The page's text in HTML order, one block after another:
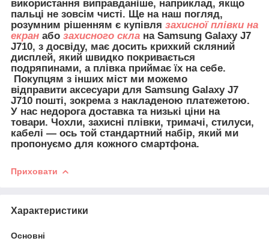
використання виправданіше, наприклад, якщо
пальці не зовсім чисті. Ще на наш погляд,
розумним рішенням є купівля захисної плівки на
екран або захисного скла на Samsung Galaxy J7
J710, з досвіду, має досить крихкий скляний
дисплей, який швидко покривається
подряпинами, а плівка приймає їх на себе.
Покупцям з інших міст ми можемо
відправити аксесуари для Samsung Galaxy J7
J710 пошті, зокрема з накладеною платежетою.
У нас недорога доставка та низькі ціни на
товари. Чохли, захисні плівки, тримачі, стилуси,
кабелі — ось той стандартний набір, який ми
пропонуємо для кожного смартфона.
Приховати
Характеристики
Основні